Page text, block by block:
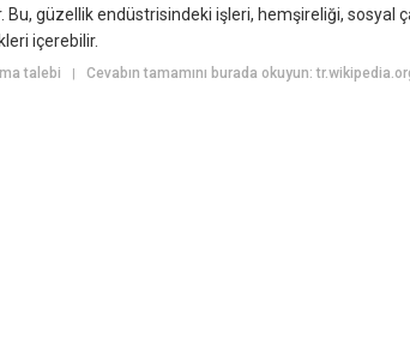
Bu, güzellik endüstrisindeki işleri, hemşireliği, sosyal
içerebilir.
talebi Cevabın tamamını burada okuyun: